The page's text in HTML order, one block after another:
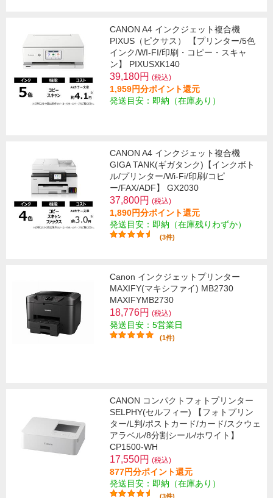
CANON A4 インクジェット複合機
PIXUS（ピクサス） 【プリンター/5色
インク/WI-FI/印刷・コピー・スキャ
ン】 PIXUSXK140
39,180円 (税込)
1,959円分ポイント還元
発送目安：即納（在庫あり）
CANON A4 インクジェット複合機
GIGA TANK(ギガタンク)【インクボト
ル/プリンター/Wi-Fi/印刷/コピ
ー/FAX/ADF】 GX2030
37,800円 (税込)
1,890円分ポイント還元
発送目安：即納（在庫残りわずか）
(3件)
Canon インクジェットプリンター
MAXIFY(マキシファイ) MB2730
MAXIFYMB2730
18,776円 (税込)
発送目安：5営業日
(1件)
CANON コンパクトフォトプリンター
SELPHY(セルフィー) 【フォトプリン
ター/L判/ポストカード/カード/スクウェ
アラベル/8分割シール/ホワイト】
CP1500-WH
17,550円 (税込)
877円分ポイント還元
発送目安：即納（在庫あり）
(3件)